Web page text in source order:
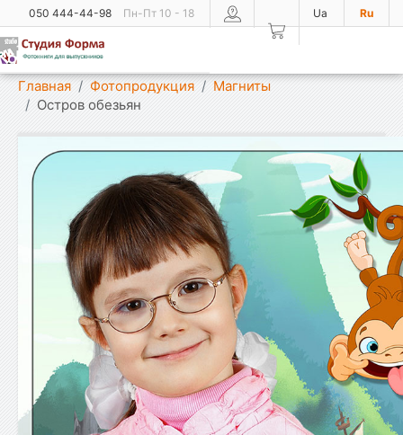
Ua Ru
050 444-44-98 Пн-Пт 10 - 18
Показать меню
Главная Фотопродукция
Магниты
Остров обезьян